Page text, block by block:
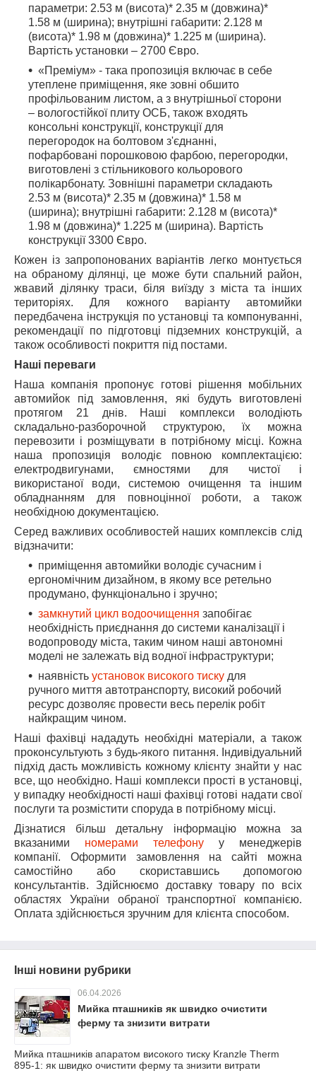
параметри: 2.53 м (висота)* 2.35 м (довжина)*
1.58 м (ширина); внутрішні габарити: 2.128 м
(висота)* 1.98 м (довжина)* 1.225 м (ширина).
Вартість установки – 2700 Євро.
«Преміум» - така пропозиція включає в себе
утеплене приміщення, яке зовні обшито
профільованим листом, а з внутрішньої сторони
– вологостійкої плиту ОСБ, також входять
консольні конструкції, конструкції для
перегородок на болтовом з'єднанні,
пофарбовані порошковою фарбою, перегородки,
виготовлені з стільникового кольорового
полікарбонату. Зовнішні параметри складають
2.53 м (висота)* 2.35 м (довжина)* 1.58 м
(ширина); внутрішні габарити: 2.128 м (висота)*
1.98 м (довжина)* 1.225 м (ширина). Вартість
конструкції 3300 Євро.
Кожен із запропонованих варіантів легко монтується
на обраному ділянці, це може бути спальний район,
жвавий ділянку траси, біля виїзду з міста та інших
територіях. Для кожного варіанту автомийки
передбачена інструкція по установці та компонуванні,
рекомендації по підготовці підземних конструкцій, а
також особливості покриття під постами.
Наші переваги
Наша компанія пропонує готові рішення мобільних
автомийок під замовлення, які будуть виготовлені
протягом 21 днів. Наші комплекси володіють
складально-разборочной структурою, їх можна
перевозити і розміщувати в потрібному місці. Кожна
наша пропозиція володіє повною комплектацією:
електродвигунами, ємностями для чистої і
використаної води, системою очищення та іншим
обладнанням для повноцінної роботи, а також
необхідною документацією.
Серед важливих особливостей наших комплексів слід
відзначити:
приміщення автомийки володіє сучасним і
ергономічним дизайном, в якому все ретельно
продумано, функціонально і зручно;
замкнутий цикл водоочищення запобігає
необхідність приєднання до системи каналізації і
водопроводу міста, таким чином наші автономні
моделі не залежать від водної інфраструктури;
наявність установок високого тиску для
ручного миття автотранспорту, високий робочий
ресурс дозволяє провести весь перелік робіт
найкращим чином.
Наші фахівці нададуть необхідні матеріали, а також
проконсультують з будь-якого питання. Індивідуальний
підхід дасть можливість кожному клієнту знайти у нас
все, що необхідно. Наші комплекси прості в установці,
у випадку необхідності наші фахівці готові надати свої
послуги та розмістити споруда в потрібному місці.
Дізнатися більш детальну інформацію можна за
вказаними номерами телефону у менеджерів
компанії. Оформити замовлення на сайті можна
самостійно або скориставшись допомогою
консультантів. Здійснюємо доставку товару по всіх
областях України обраної транспортної компанією.
Оплата здійснюється зручним для клієнта способом.
Інші новини рубрики
06.04.2026
Мийка пташників як швидко очистити
ферму та знизити витрати
Мийка пташників апаратом високого тиску Kranzle Therm
895-1: як швидко очистити ферму та знизити витрати